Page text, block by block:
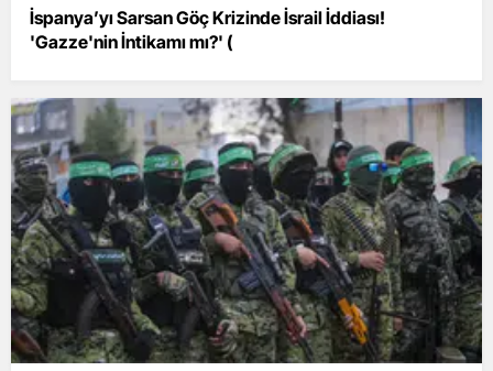
İspanya’yı Sarsan Göç Krizinde İsrail İddiası!
'Gazze'nin İntikamı mı?' (